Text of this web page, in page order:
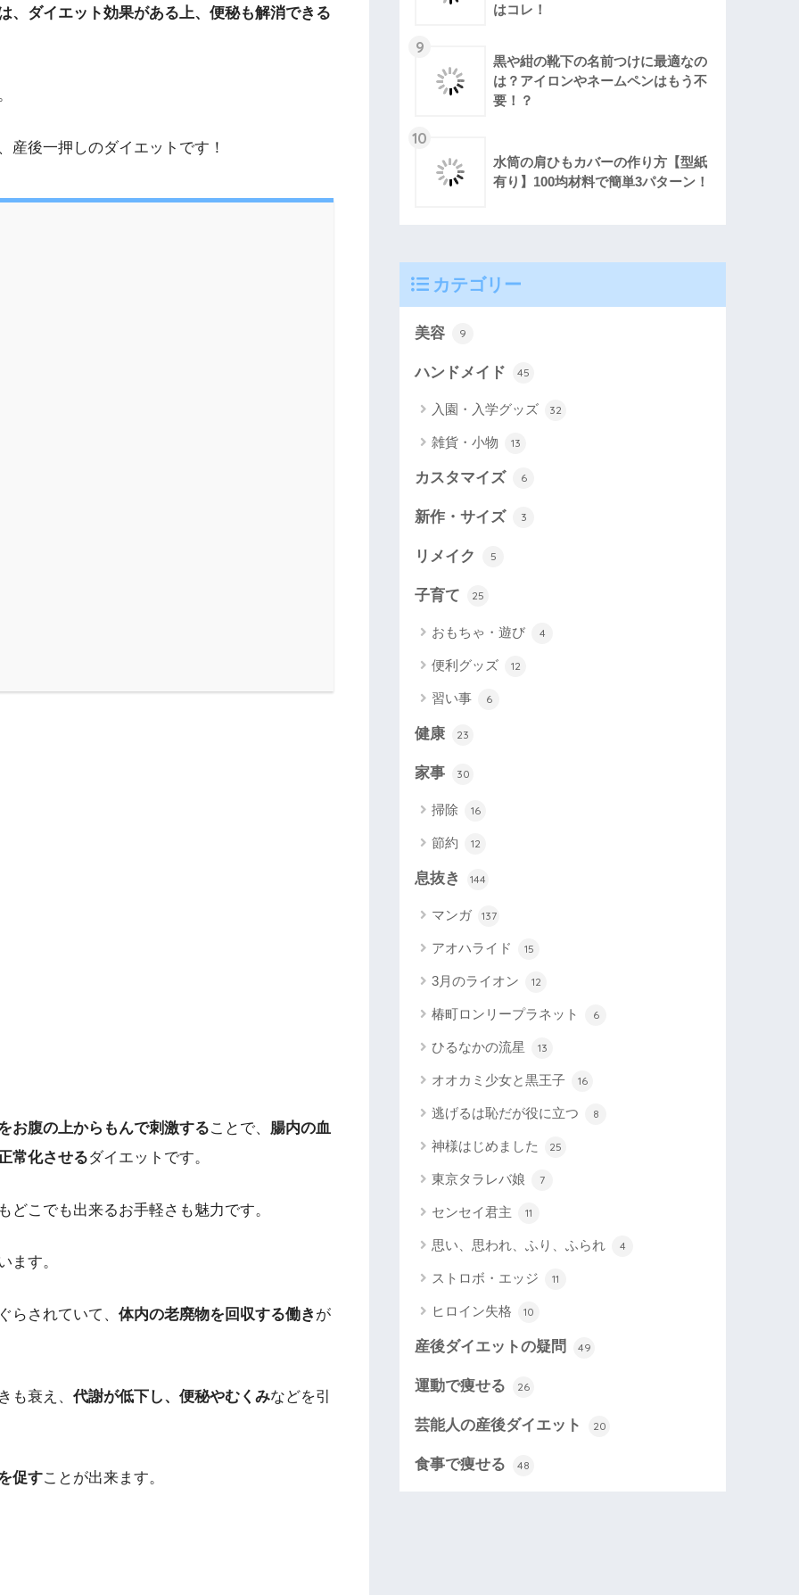
、 ダイエット効果がある上、便秘も解消できる
産後一押しのダイエットです！
お腹の上からもんで刺激することで、 腸内の血
常化させるダイエットです。
こでも出来るお手軽さも魅力です。
ます。
らされていて、 体内の老廃物を回収する働き が
も衰え、 代謝が低下し、便秘やむくみなどを引
促すことが出来ます。
はコレ！
9
黒や紺の靴下の名前つけに最適なの
は？アイロンやネームペンはもう不
要！？
10
水筒の肩ひもカバーの作り方【型紙
有り】100均材料で簡単3パターン！
カテゴリー
美容 9
ハンドメイド 45
入園・入学グッズ 32
雑貨・小物 13
カスタマイズ 6
新作・サイズ 3
リメイク 5
子育て 25
おもちゃ・遊び 4
便利グッズ 12
習い事 6
健康 23
家事 30
掃除 16
節約 12
息抜き 144
マンガ 137
アオハライド 15
3月のライオン 12
椿町ロンリープラネット 6
ひるなかの流星 13
オオカミ少女と黒王子 16
逃げるは恥だが役に立つ 8
神様はじめました 25
東京タラレバ娘 7
センセイ君主 11
思い、思われ、ふり、ふられ 4
ストロボ・エッジ 11
ヒロイン失格 10
産後ダイエットの疑問 49
運動で痩せる 26
芸能人の産後ダイエット 20
食事で痩せる 48